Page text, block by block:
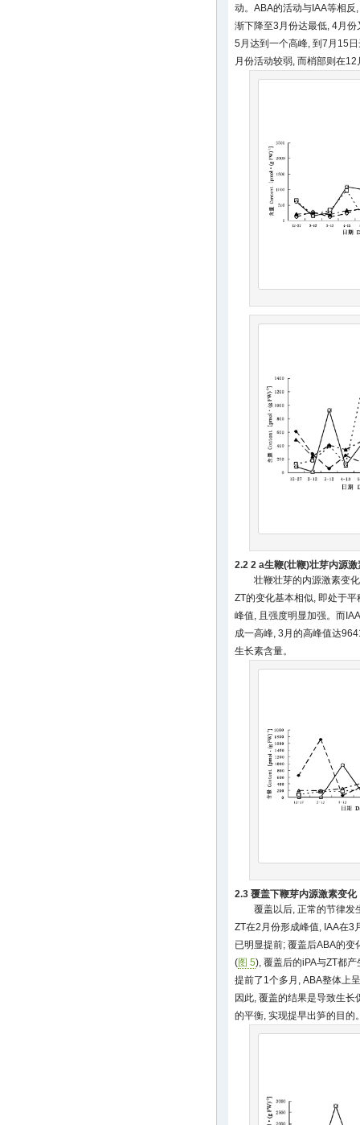
动。ABA的活动与IAA等相
渐下降至3月份达最低, 4月
5月达到一个高峰, 到7月15
月份活动较弱, 而梢部则在
2.2 2 a生鞭(壮鞭)壮芽内源激
壮鞭壮芽的内源激素变
ZT的变化基本相似, 即处于
峰值, 且强度明显加强。而
成一高峰, 3月的高峰值达
生长素含量。
2.3 覆盖下鞭芽内源激素变化
覆盖以后, 正常的节律发
ZT在2月份形成峰值, IAA在3
已明显提前; 覆盖后ABA的
(图 5), 覆盖后的iPA与ZT都
提前了1个多月, ABA整体上
因此, 覆盖的结果是导致生
的平衡, 实现提早出笋的目的